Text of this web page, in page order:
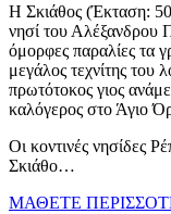
Η Σκιάθος (Έκταση:
νησί του Αλέξανδρου
όμορφες παραλίες τα
μεγάλος τεχνίτης του
πρωτότοκος γιος
καλόγερος στο Άγιο
Οι κοντινές νησίδες
Σκιάθο…
ΜΑΘΕΤΕ